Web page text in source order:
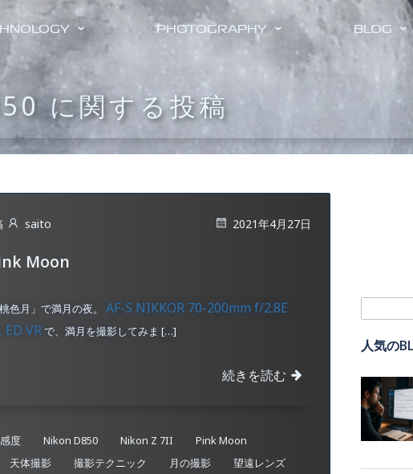
PHOTOGRAPHY BLOG
に関する投稿
saito 2021年4月27日
Moon
桃色月」で満月の夜。AF-S NIKKOR 70-200mm f/2.8E
ED VRで、満月を撮影してみま […]
続きを読む
度 Nikon D850 Nikon Z 7II
Pink Moon
天体撮影 撮影テクニック 月の撮影
望遠レンズ
人気の